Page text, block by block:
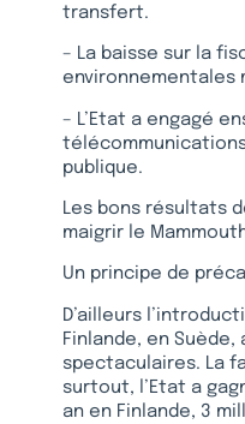
transfert.
– La baisse sur la
environnementales
– L’Etat a engagé
publique.
Les bons résultats
maigrir le
Un principe de
D’ailleurs
Finlande, en
spectaculaires. La
surtout, l’Etat a
an en Finlande, 3